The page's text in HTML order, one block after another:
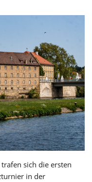
sich die ersten
in der